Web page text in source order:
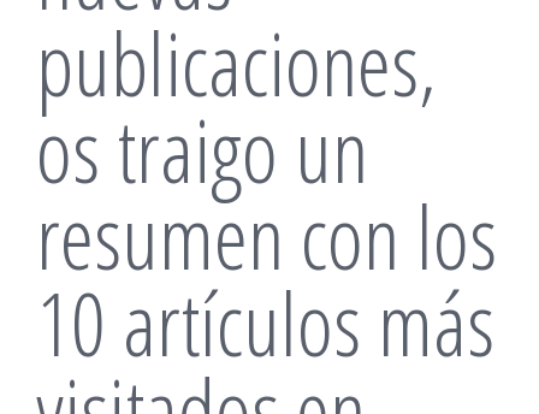
publicaciones,
os traigo un
resumen con los
10 artículos más